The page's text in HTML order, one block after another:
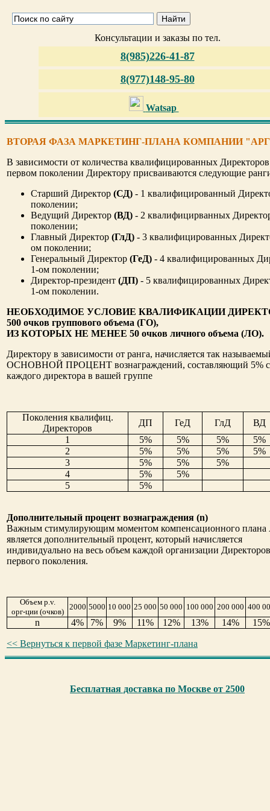
Консультации и заказы по тел.
8(985)226-41-87
8(977)148-95-80
Watsap
ВТОРАЯ ФАЗА МАРКЕТИНГ-ПЛАНА КОМПАНИИ
В зависимости от количества квалифицированных
первом поколении Директору присваиваются следующие
Старший Директор (СД) - 1 квалифицированный
поколении;
Ведущий Директор (ВД) - 2 квалифицирванных
поколении;
Главный Директор (ГлД) - 3 квалифицированных
ом поколении;
Генеральный Директор (ГеД) - 4 квалифицированных
1-ом поколении;
Директор-президент (ДП) - 5 квалифицированных
1-ом поколении.
НЕОБХОДИМОЕ УСЛОВИЕ КВАЛИФИКАЦИИ
500 очков группового объема (ГО),
ИЗ КОТОРЫХ НЕ МЕНЕЕ 50 очков личного объема (ЛО).
Директору в зависимости от ранга, начисляется так
ОСНОВНОЙ ПРОЦЕНТ вознаграждений, составляющий 5%
каждого директора в вашей группе
Поколения квалифиц.
Директоров
ДП ГеД ГлД
ВД
1
5% 5% 5%
5%
2
5% 5% 5%
5%
3
5% 5%
5%
4
5%
5%
5
5%
Дополнительный процент вознаграждения (n)
Важным стимулирующим моментом компенсационного
является дополнительный процент, который начисляется
индивидуально на весь объем каждой организации
первого поколения.
Объем p.v.
орг-ции (очков)
2000 5000 10 000 25 000 50 000 100 000 200 000 400
n 4% 7% 9% 11% 12% 13% 14% 15%
<< Вернуться к первой фазе Маркетинг-плана
Бесплатная доставка по Москве от 2500